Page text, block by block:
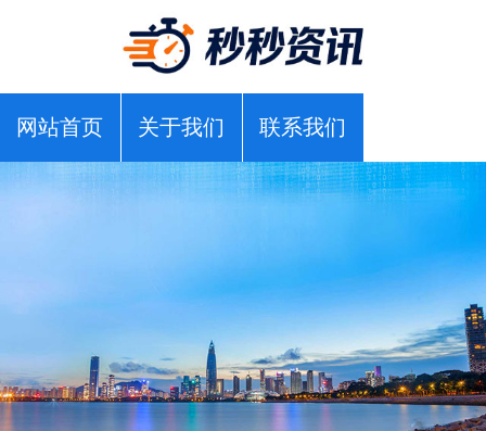
网站首页 关于我们 联系我们